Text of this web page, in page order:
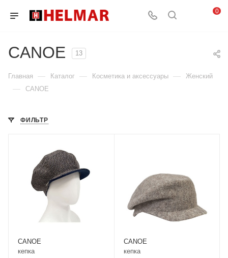
0
CANOE 13
Главная — Каталог — Косметика и аксессуары — Женский
— CANOE
ФИЛЬТР
CANOE
кепка
CANOE
кепка